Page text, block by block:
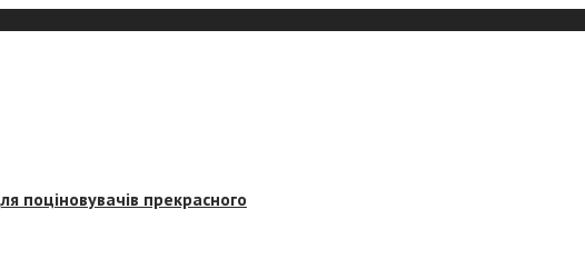
поціновувачів прекрасного